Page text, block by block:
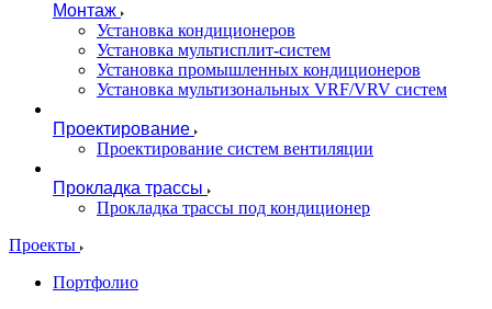
Монтаж
Установка кондиционеров
Установка мультисплит-систем
Установка промышленных кондиционеров
Установка мультизональных VRF/VRV систем
Проектирование
Проектирование систем вентиляции
Прокладка трассы
Прокладка трассы под кондиционер
Проекты
Портфолио